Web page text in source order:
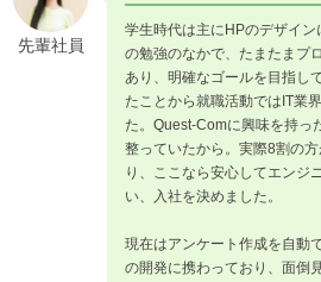
先輩社員
学生時代は主にHPのデザイ
の勉強のなかで、たまたまプ
あり、明確なゴールを目指し
たことから就職活動ではIT業
た。Quest-Comに興味を持っ
整っていたから。実際8割の
り、ここなら安心してエンジ
い、入社を決めました。
現在はアンケート作成を自動
の開発に携わっており、面倒